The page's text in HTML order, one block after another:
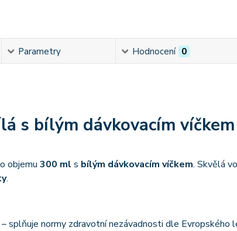
Parametry Hodnocení 0
s bílým dávkovacím
o objemu 300 ml s bílým dávkovacím víčkem. Skvělá
.
– splňuje normy zdravotní nezávadnosti dle Evropského